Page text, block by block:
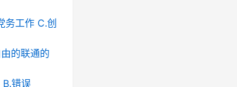
务工作 C.创
的联通的
错误